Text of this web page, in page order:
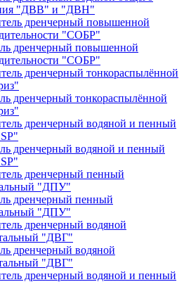
"ДВВ" и "ДВН"
дренчерный повышенной
"СОБР"
дренчерный тонкораспылённой
дренчерный водяной и пенный
дренчерный пенный
"ДПУ"
дренчерный водяной
"ДВГ"